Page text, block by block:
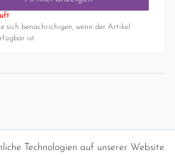
sich benachrichigen, wenn der Artikel
ist.
Technologien auf unserer Website